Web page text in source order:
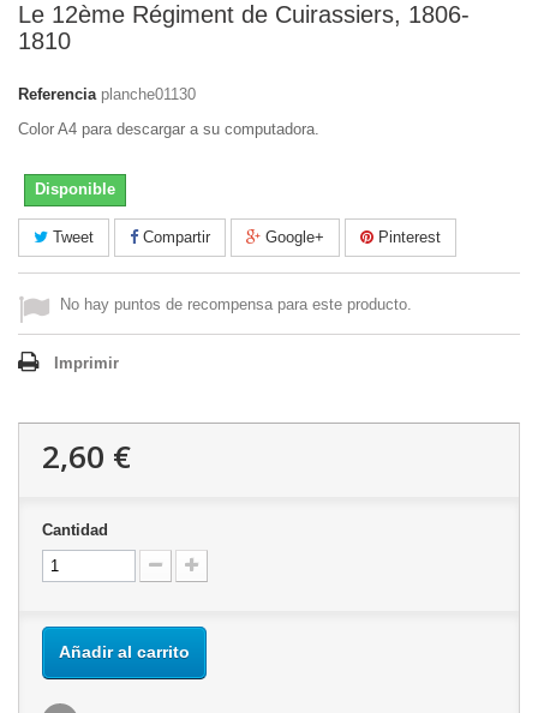
Le 12ème Régiment de Cuirassiers, 1806-
1810
Referencia planche01130
Color A4 para descargar a su computadora.
Disponible
Tweet Compartir Google+ Pinterest
No hay puntos de recompensa para este producto.
Imprimir
2,60 €
Cantidad
Añadir al carrito